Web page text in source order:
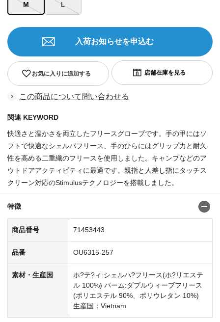
M L
お気に入りに追加する
入荷お知らせを申込む
この商品について問い合わせる
関連 KEYWORD
快適さと温かさを両立したフリースグローブです。手の甲にはソ
フトで快適なシェルパフリース、手のひらにはグリップ力と耐久
性を高める二重織のフリースを使用しました。キャンプなどのア
ウトドアアクティビティに最適です。親指と人差し指にタッチス
クリーン対応のStimulusテクノロジーを搭載しました。
特徴
商品番号 71453443
品番 OU6315-257
素材・生産国
ホ?テ?ィ:シェルハ?フリース(ホ?リエステ
ル 100%) パーム:ダブルウィーブフリース
(ポリエステル 90%、ポリウレタン 10%)
生産国：Vietnam